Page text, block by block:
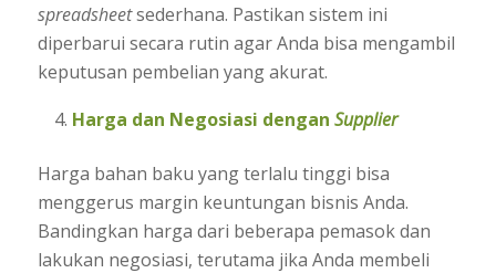
spreadsheetsederhana. Pastikan sistem ini
diperbarui secara rutin agar Anda bisa mengambil
keputusan pembelian yang akurat.
Harga dan Negosiasi dengan Supplier
Harga bahan baku yang terlalu tinggi bisa
menggerus margin keuntungan bisnis Anda.
Bandingkan harga dari beberapa pemasok dan
lakukan negosiasi, terutama jika Anda membeli